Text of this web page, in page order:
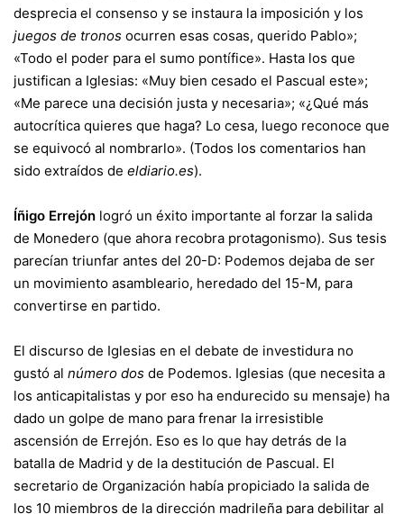
desprecia el consenso y se instaura la imposición y los
juegos de tronos ocurren esas cosas, querido Pablo»;
«Todo el poder para el sumo pontífice». Hasta los que
justifican a Iglesias: «Muy bien cesado el Pascual este»;
«Me parece una decisión justa y necesaria»; «¿Qué más
autocrítica quieres que haga? Lo cesa, luego reconoce que
se equivocó al nombrarlo». (Todos los comentarios han
sido extraídos de eldiario.es).
Íñigo Errejón logró un éxito importante al forzar la salida
de Monedero (que ahora recobra protagonismo). Sus tesis
parecían triunfar antes del 20-D: Podemos dejaba de ser
un movimiento asambleario, heredado del 15-M, para
convertirse en partido.
El discurso de Iglesias en el debate de investidura no
gustó al número dos de Podemos. Iglesias (que necesita a
los anticapitalistas y por eso ha endurecido su mensaje) ha
dado un golpe de mano para frenar la irresistible
ascensión de Errejón. Eso es lo que hay detrás de la
batalla de Madrid y de la destitución de Pascual. El
secretario de Organización había propiciado la salida de
los 10 miembros de la dirección madrileña para debilitar al